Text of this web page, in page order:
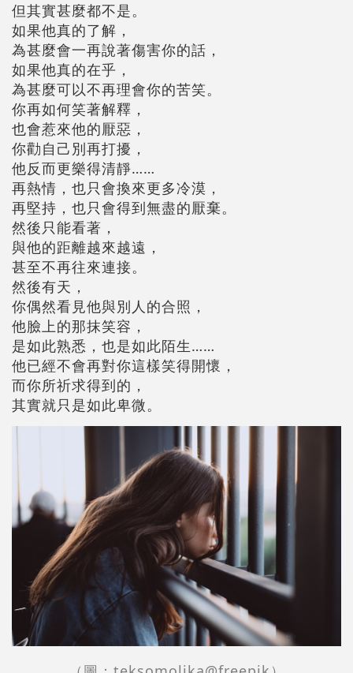
但其實甚麼都不是。
如果他真的了解，
為甚麼會一再說著傷害你的話，
如果他真的在乎，
為甚麼可以不再理會你的苦笑。
你再如何笑著解釋，
也會惹來他的厭惡，
你勸自己別再打擾，
他反而更樂得清靜……
再熱情，也只會換來更多冷漠，
再堅持，也只會得到無盡的厭棄。
然後只能看著，
與他的距離越來越遠，
甚至不再往來連接。
然後有天，
你偶然看見他與別人的合照，
他臉上的那抹笑容，
是如此熟悉，也是如此陌生……
他已經不會再對你這樣笑得開懷，
而你所祈求得到的，
其實就只是如此卑微。